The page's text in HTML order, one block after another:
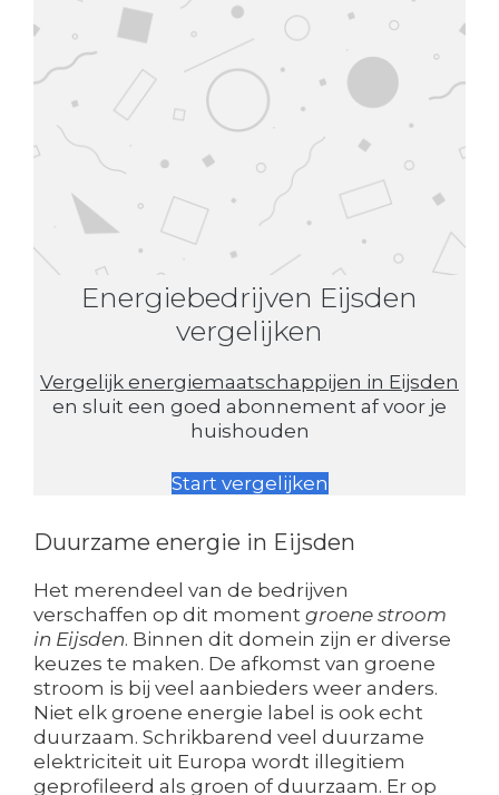
Energiebedrijven Eijsden
vergelijken
Vergelijk energiemaatschappijen in Eijsden
en sluit een goed abonnement af voor je
huishouden
Start vergelijken
Duurzame energie in Eijsden
Het merendeel van de bedrijven
verschaffen op dit moment groene stroom
in Eijsden. Binnen dit domein zijn er diverse
keuzes te maken. De afkomst van groene
stroom is bij veel aanbieders weer anders.
Niet elk groene energie label is ook echt
duurzaam. Schrikbarend veel duurzame
elektriciteit uit Europa wordt illegitiem
geprofileerd als groen of duurzaam. Er op